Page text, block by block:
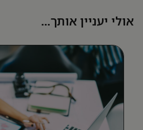
אולי יעניין אותך...